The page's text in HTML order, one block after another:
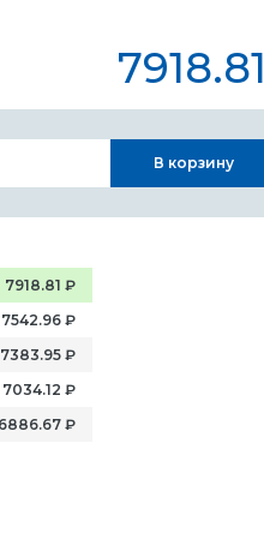
7918.81
В корзину
7918.81 ₽
7542.96₽
7383.95₽
7034.12 ₽
6886.67₽